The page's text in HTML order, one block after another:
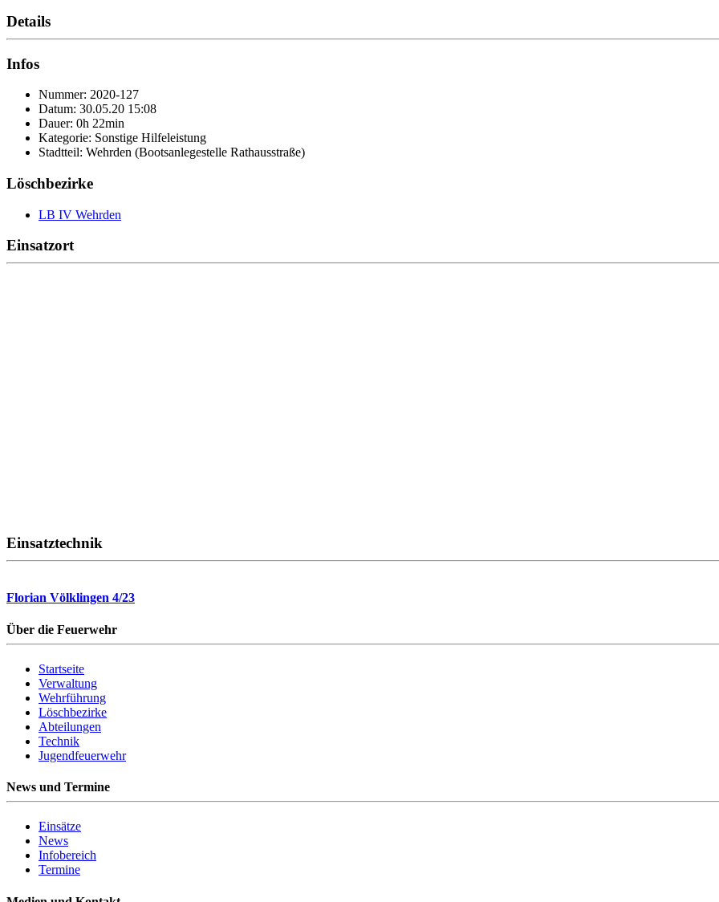
Details
Infos
Nummer: 2020-127
Datum: 30.05.20 15:08
Dauer: 0h 22min
Kategorie: Sonstige Hilfeleistung
Stadtteil: Wehrden (Bootsanlegestelle Rathausstraße)
Löschbezirke
LB IV Wehrden
Einsatzort
Einsatztechnik
Florian Völklingen 4/23
Über die Feuerwehr
Startseite
Verwaltung
Wehrführung
Löschbezirke
Abteilungen
Technik
Jugendfeuerwehr
News und Termine
Einsätze
News
Infobereich
Termine